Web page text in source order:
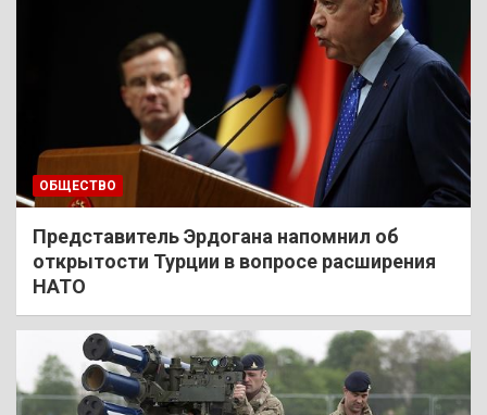
ОБЩЕСТВО
Представитель Эрдогана напомнил об
открытости Турции в вопросе расширения
НАТО